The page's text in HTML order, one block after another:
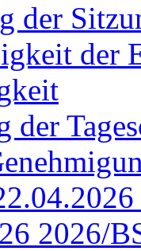
der
der
der
2026/